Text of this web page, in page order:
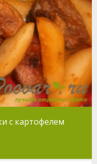
с картофелем